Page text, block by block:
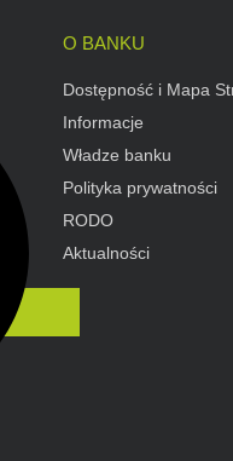
O BANKU
Dostępność i Mapa
Informacje
Władze banku
Polityka prywatności
RODO
Aktualności